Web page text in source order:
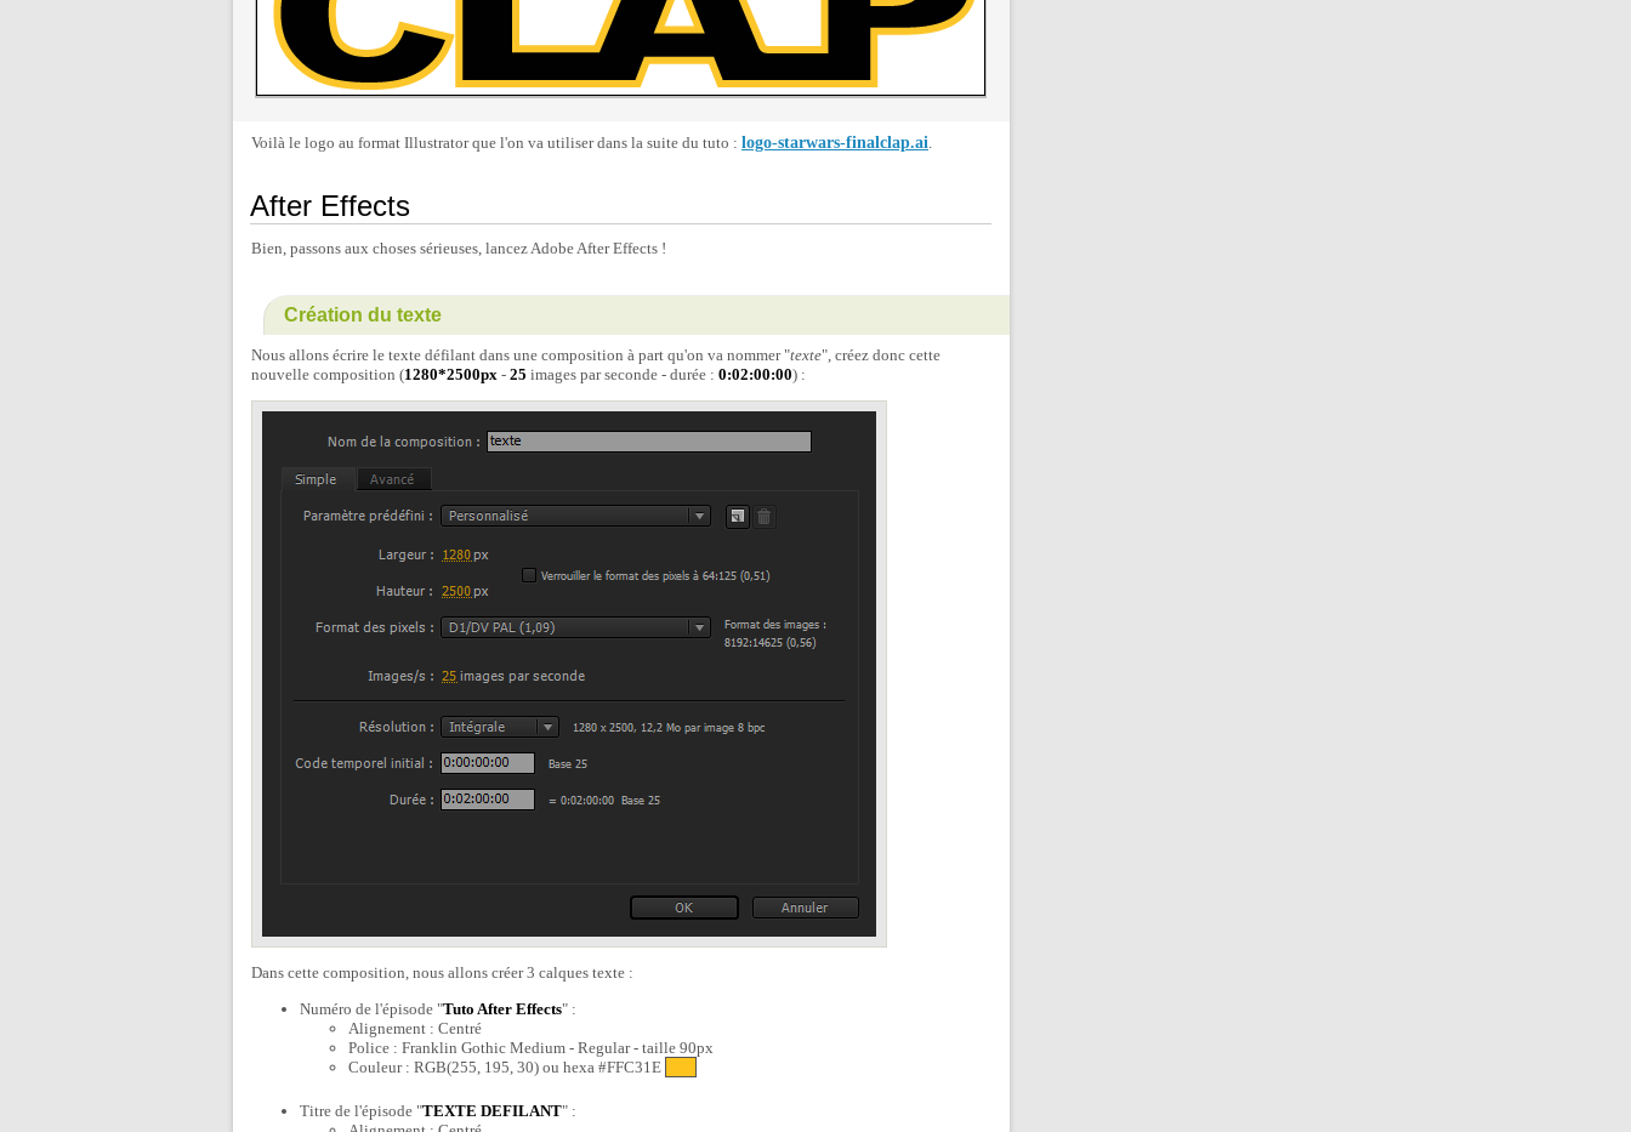
Voilà le logo au format Illustrator que l'on va utiliser dans la suite du tuto : logo-starwars-finalclap.ai.
After Effects
Bien, passons aux choses sérieuses, lancez Adobe After Effects !
Création du texte
Nous allons écrire le texte défilant dans une composition à part qu'on va nommer "texte", créez donc cette
nouvelle composition (1280*2500px - 25 images par seconde - durée : 0:02:00:00) :
Dans cette composition, nous allons créer 3 calques texte :
Numéro de l'épisode "Tuto After Effects" :
Alignement : Centré
Police : Franklin Gothic Medium - Regular - taille 90px
Couleur : RGB(255, 195, 30) ou hexa #FFC31E
Titre de l'épisode "TEXTE DEFILANT" :